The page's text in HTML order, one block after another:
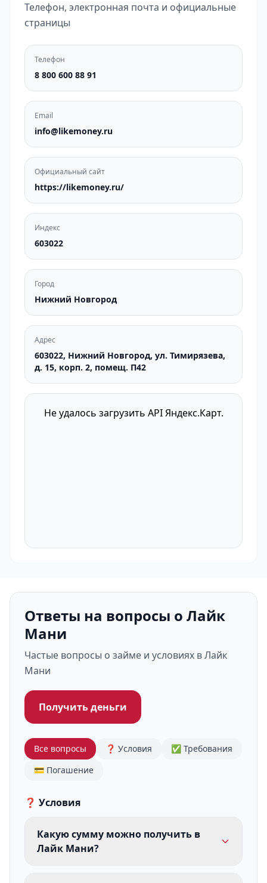
Телефон, электронная почта и официальные
страницы
Телефон
8 800 600 88 91
Email
info@likemoney.ru
Официальный сайт
https://likemoney.ru/
Индекс
603022
Город
Нижний Новгород
Адрес
603022, Нижний Новгород, ул. Тимирязева,
д. 15, корп. 2, помещ. П42
Не удалось загрузить API Яндекс.Карт.
Ответы на вопросы о Лайк
Мани
Частые вопросы о займе и условиях в Лайк
Мани
Получить деньги
Все вопросы ❓ Условия
✅ Требования
💳 Погашение
❓ Условия
Какую сумму можно получить в
Лайк Мани?